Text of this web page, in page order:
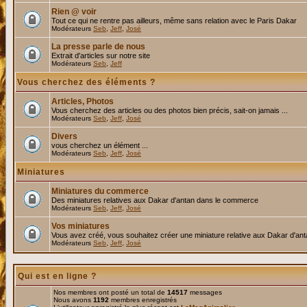
Rien @ voir
Tout ce qui ne rentre pas ailleurs, même sans relation avec le Paris Dakar
Modérateurs Seb Jeff José
La presse parle de nous
Extrait d'articles sur notre site
Modérateurs Seb Jeff
Vous cherchez des éléments ?
Articles, Photos
Vous cherchez des articles ou des photos bien précis, sait-on jamais ...
Modérateurs Seb Jeff José
Divers
vous cherchez un élément ...
Modérateurs Seb Jeff José
Miniatures
Miniatures du commerce
Des miniatures relatives aux Dakar d'antan dans le commerce
Modérateurs Seb Jeff José
Vos miniatures
Vous avez créé, vous souhaitez créer une miniature relative aux Dakar
Modérateurs Seb Jeff José
Qui est en ligne ?
Nos membres ont posté un total de 14517 messages
Nous avons 1192 membres enregistrés